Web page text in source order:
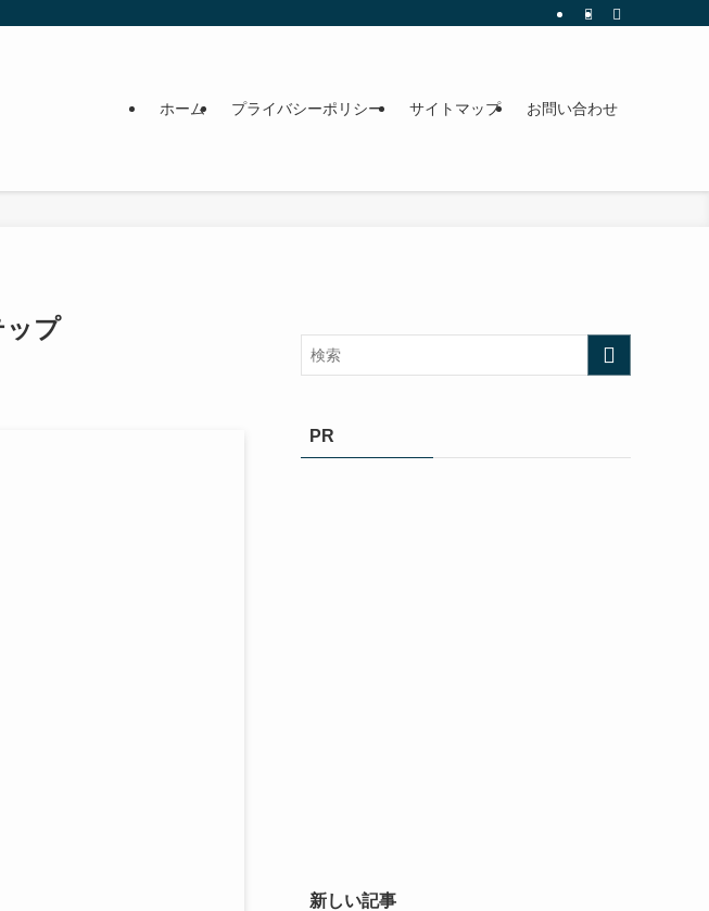
ホーム プライバシーポリシー サイトマップ お問い合わせ
ップ
PR
新しい記事